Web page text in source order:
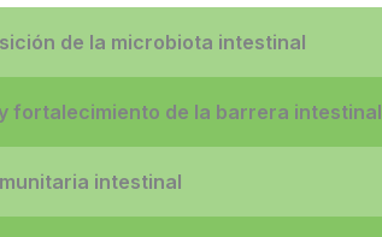
de la microbiota intestinal
fortalecimiento de la barrera intestinal
intestinal